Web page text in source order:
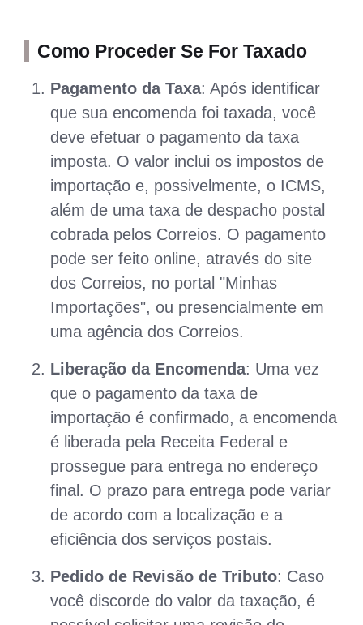
Como Proceder Se For Taxado
Pagamento da Taxa: Após identificar
que sua encomenda foi taxada, você
deve efetuar o pagamento da taxa
imposta. O valor inclui os impostos de
importação e, possivelmente, o ICMS,
além de uma taxa de despacho postal
cobrada pelos Correios. O pagamento
pode ser feito online, através do site
dos Correios, no portal "Minhas
Importações", ou presencialmente em
uma agência dos Correios.
Liberação da Encomenda: Uma vez
que o pagamento da taxa de
importação é confirmado, a encomenda
é liberada pela Receita Federal e
prossegue para entrega no endereço
final. O prazo para entrega pode variar
de acordo com a localização e a
eficiência dos serviços postais.
Pedido de Revisão de Tributo: Caso
você discorde do valor da taxação, é